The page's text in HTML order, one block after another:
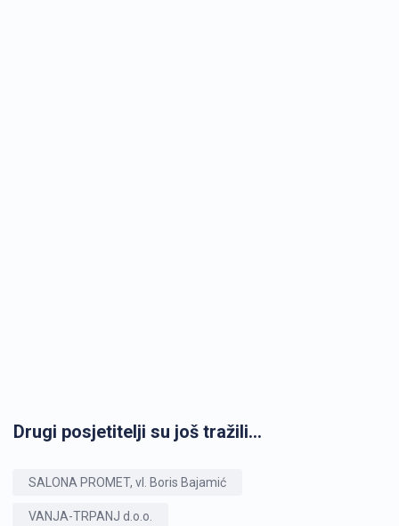
Drugi posjetitelji su još tražili...
SALONA PROMET, vl. Boris Bajamić
VANJA-TRPANJ d.o.o.